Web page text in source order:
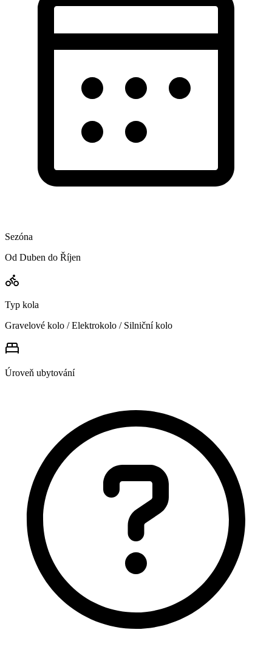
Sezóna
Od Duben do Říjen
Typ kola
Gravelové kolo / Elektrokolo / Silniční kolo
Úroveň ubytování